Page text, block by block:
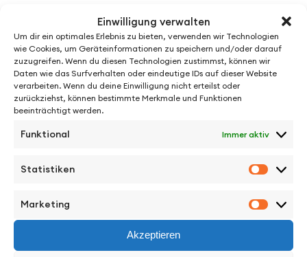
Einwilligung verwalten
Um dir ein optimales Erlebnis zu bieten, verwenden wir Technologien
wie Cookies, um Geräteinformationen zu speichern und/oder darauf
zuzugreifen. Wenn du diesen Technologien zustimmst, können wir
Daten wie das Surfverhalten oder eindeutige IDs auf dieser Website
verarbeiten. Wenn du deine Einwilligung nicht erteilst oder
zurückziehst, können bestimmte Merkmale und Funktionen
beeinträchtigt werden.
Funktional Immer aktiv
Statistiken
Marketing
Akzeptieren
See More from
Work